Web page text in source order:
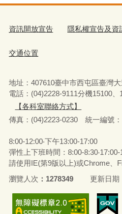
資訊開放宣告 隱私權宣告及資
交通位置
地址：407610臺中市西屯區臺灣
電話：(04)2228-9111分機15100
【各科室聯絡方式】
傳真：(04)2223-0230 統一編號 ：
服務時
8:00-12:00‧下午13:00-17:00
彈性上下班時間：8:00-8:30‧17:00-
請使用IE(第9版以上)或Chrome、
瀏覽人次
1278349 更新日期